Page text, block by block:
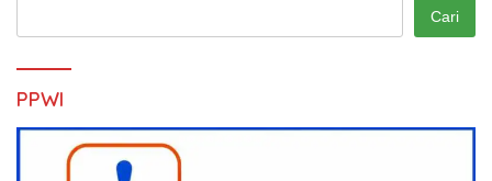
Cari
PPWI